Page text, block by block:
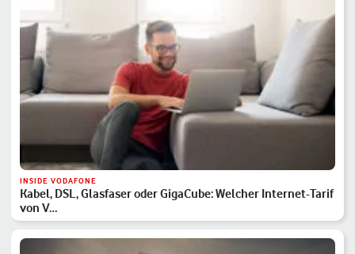
INSIDE VODAFONE
Kabel, DSL, Glasfaser oder GigaCube: Welcher Internet-Tarif
von V…